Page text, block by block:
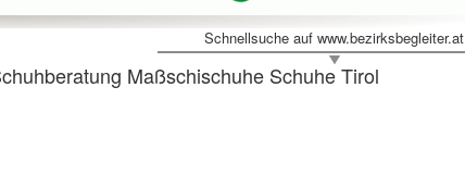
Schnellsuche auf www.bezirksbegleiter.at
Maßschischuhe Schuhe Tirol